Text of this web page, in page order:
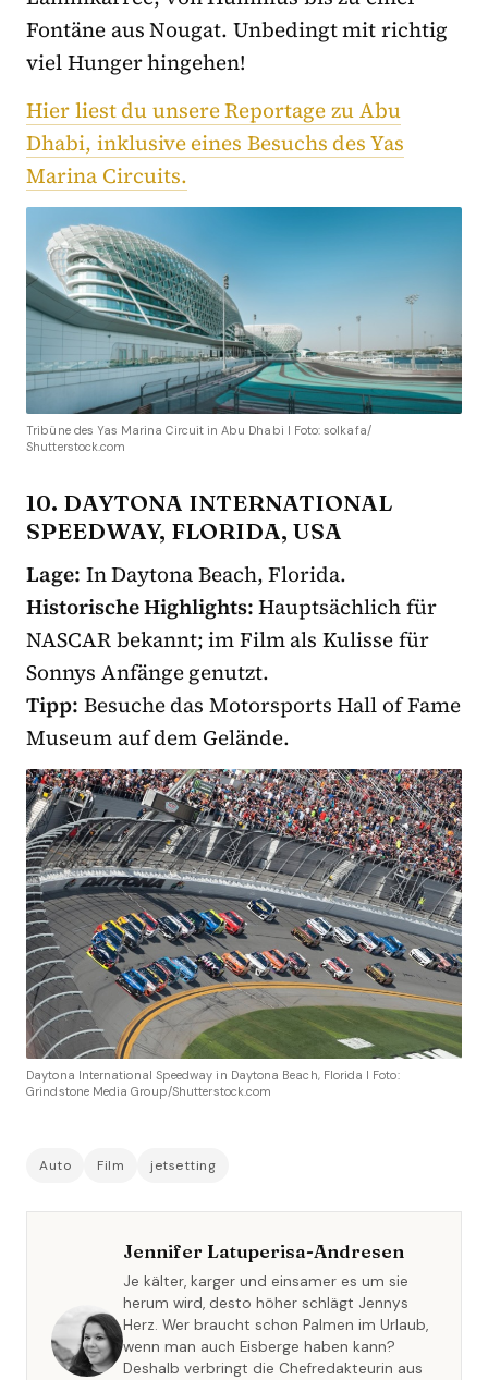
Fontäne aus Nougat. Unbedingt mit richtig
viel Hunger hingehen!
Hier liest du unsere Reportage zu Abu
Dhabi, inklusive eines Besuchs des Yas
Marina Circuits.
Tribüne des Yas Marina Circuit in Abu Dhabi I Foto: solkafa/
Shutterstock.com
10. DAYTONA INTERNATIONAL
SPEEDWAY, FLORIDA, USA
Lage: In Daytona Beach, Florida.
Historische Highlights:Hauptsächlich für
NASCAR bekannt; im Film als Kulisse für
Sonnys Anfänge genutzt.
Tipp: Besuche das Motorsports Hall of Fame
Museum auf dem Gelände.
Daytona International Speedway in Daytona Beach, Florida I Foto:
Grindstone Media Group/Shutterstock.com
Auto Film jetsetting
Jennifer Latuperisa-Andresen
Je kälter, karger und einsamer es um sie
herum wird, desto höher schlägt Jennys
Herz. Wer braucht schon Palmen im Urlaub,
wenn man auch Eisberge haben kann?
Deshalb verbringt die Chefredakteurin aus